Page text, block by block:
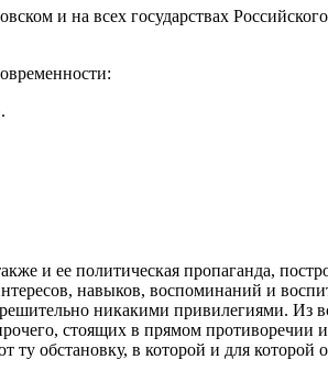
и на всех государствах
и ее политическая пропаганда,
навыков, воспоминаний и
никакими привилегиями. Из
стоящих в прямом противоречии
обстановку, в которой и для